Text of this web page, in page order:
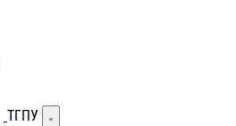
ТГПУ Открыть меню